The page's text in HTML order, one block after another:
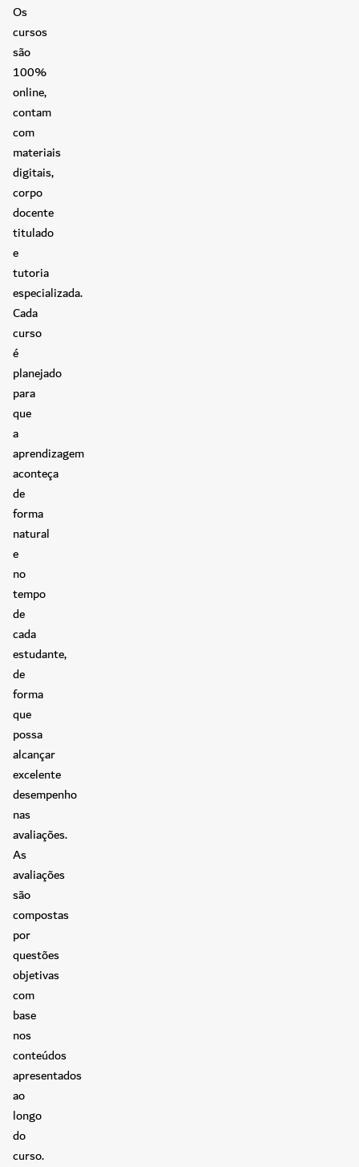
Os
cursos
são
100%
online,
contam
com
materiais
digitais,
corpo
docente
titulado
e
tutoria
especializada.
Cada
curso
é
planejado
para
que
a
aprendizagem
aconteça
de
forma
natural
e
no
tempo
de
cada
estudante,
de
forma
que
possa
alcançar
excelente
desempenho
nas
avaliações.
As
avaliações
são
compostas
por
questões
objetivas
com
base
nos
conteúdos
apresentados
ao
longo
do
curso.